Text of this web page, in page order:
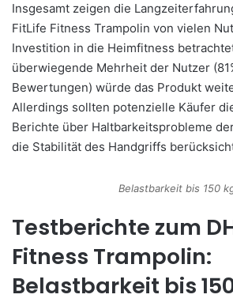
Insgesamt zeigen die
FitLife Fitness Trampolin von vielen
Investition in die Heimfitness
überwiegende Mehrheit der Nutzer
Bewertungen) würde das Produkt
Allerdings sollten potenzielle Käufer
Berichte über Haltbarkeitsprobleme
die Stabilität des Handgriffs
Belastbarkeit bis 150
Testberichte zum
Fitness Trampolin:
Belastbarkeit bis